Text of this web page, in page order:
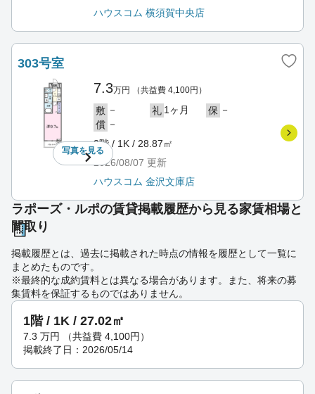
ハウスコム 横須賀中央店
303号室
写真を見る
7.3万円 （共益費 4,100円）
敷 － 礼 1ヶ月 保 －
償 －
3階 / 1K / 28.87㎡
2026/08/07 更新
ハウスコム 金沢文庫店
ラポーズ・ルポの賃貸掲載履歴から見る家賃相場と
間取り
掲載履歴とは、過去に掲載された時点の情報を履歴として一覧に
まとめたものです。
※最終的な成約賃料とは異なる場合があります。また、将来の募
集賃料を保証するものではありません。
1階 / 1K / 27.02㎡
7.3 万円 （共益費 4,100円）
掲載終了日：2026/05/14